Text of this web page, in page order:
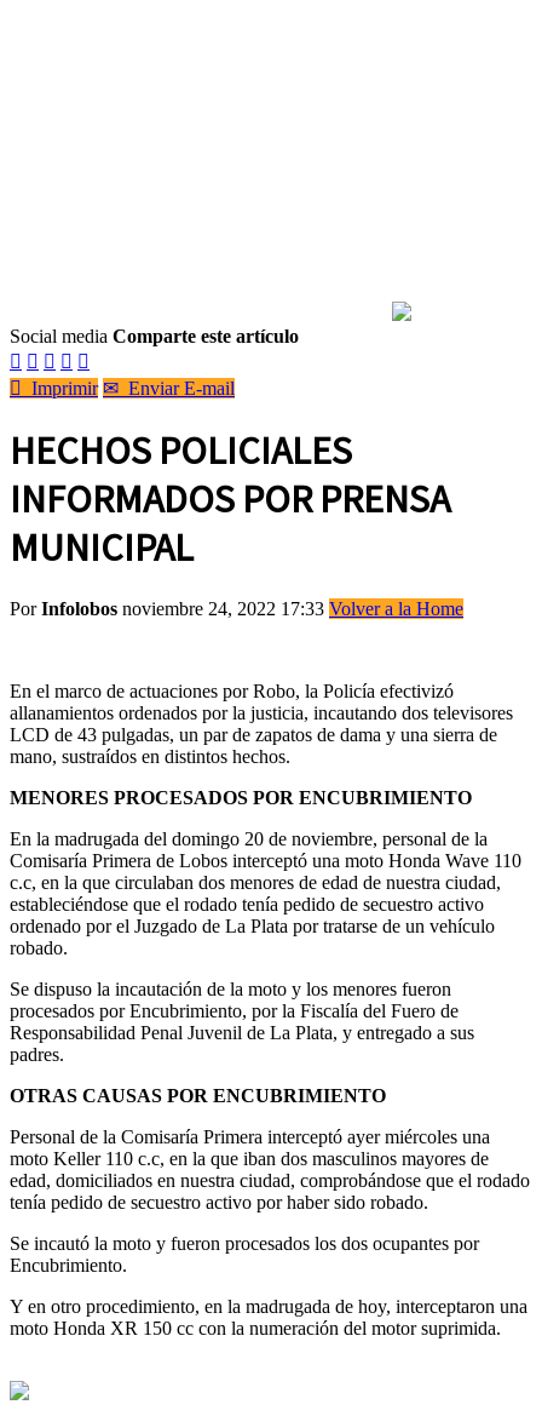
Social media Comparte este artículo
    
 Imprimir ✉ Enviar E-mail
HECHOS POLICIALES
INFORMADOS POR PRENSA
MUNICIPAL
PorInfolobos noviembre 24, 2022 17:33 Volver a la Home
En el marco de actuaciones por Robo, la Policía efectivizó
allanamientos ordenados por la justicia, incautando dos televisores
LCD de 43 pulgadas, un par de zapatos de dama y una sierra de
mano, sustraídos en distintos hechos.
MENORES PROCESADOS POR ENCUBRIMIENTO
En la madrugada del domingo 20 de noviembre, personal de la
Comisaría Primera de Lobos interceptó una moto Honda Wave 110
c.c, en la que circulaban dos menores de edad de nuestra ciudad,
estableciéndose que el rodado tenía pedido de secuestro activo
ordenado por el Juzgado de La Plata por tratarse de un vehículo
robado.
Se dispuso la incautación de la moto y los menores fueron
procesados por Encubrimiento, por la Fiscalía del Fuero de
Responsabilidad Penal Juvenil de La Plata, y entregado a sus
padres.
OTRAS CAUSAS POR ENCUBRIMIENTO
Personal de la Comisaría Primera interceptó ayer miércoles una
moto Keller 110 c.c, en la que iban dos masculinos mayores de
edad, domiciliados en nuestra ciudad, comprobándose que el rodado
tenía pedido de secuestro activo por haber sido robado.
Se incautó la moto y fueron procesados los dos ocupantes por
Encubrimiento.
Y en otro procedimiento, en la madrugada de hoy, interceptaron una
moto Honda XR 150 cc con la numeración del motor suprimida.